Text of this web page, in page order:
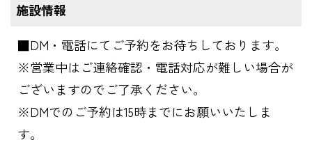
施設情報
■DM・電話にてご予約をお待ちしております。
※営業中はご連絡確認・電話対応が難しい場合が
ございますのでご了承ください。
※DMでのご予約は15時までにお願いいたしま
す。